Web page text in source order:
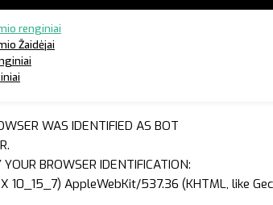
renginiai
Žaidėjai
WAS IDENTIFIED AS BOT
BROWSER IDENTIFICATION:
10_15_7) AppleWebKit/537.36 (KHTML, like